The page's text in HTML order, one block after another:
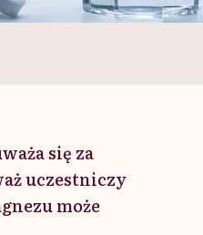
się za
uczestniczy
może